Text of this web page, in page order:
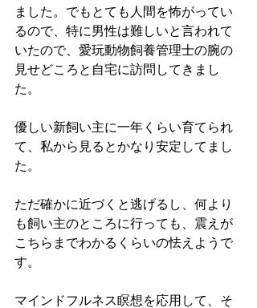
ました。でもとても人間を怖がってい
るので、特に男性は難しいと言われて
いたので、愛玩動物飼養管理士の腕の
見せどころと自宅に訪問してきまし
た。
優しい新飼い主に一年くらい育てられ
て、私から見るとかなり安定してまし
た。
ただ確かに近づくと逃げるし、何より
も飼い主のところに行っても、震えが
こちらまでわかるくらいの怯えようで
す。
マインドフルネス瞑想を応用して、そ